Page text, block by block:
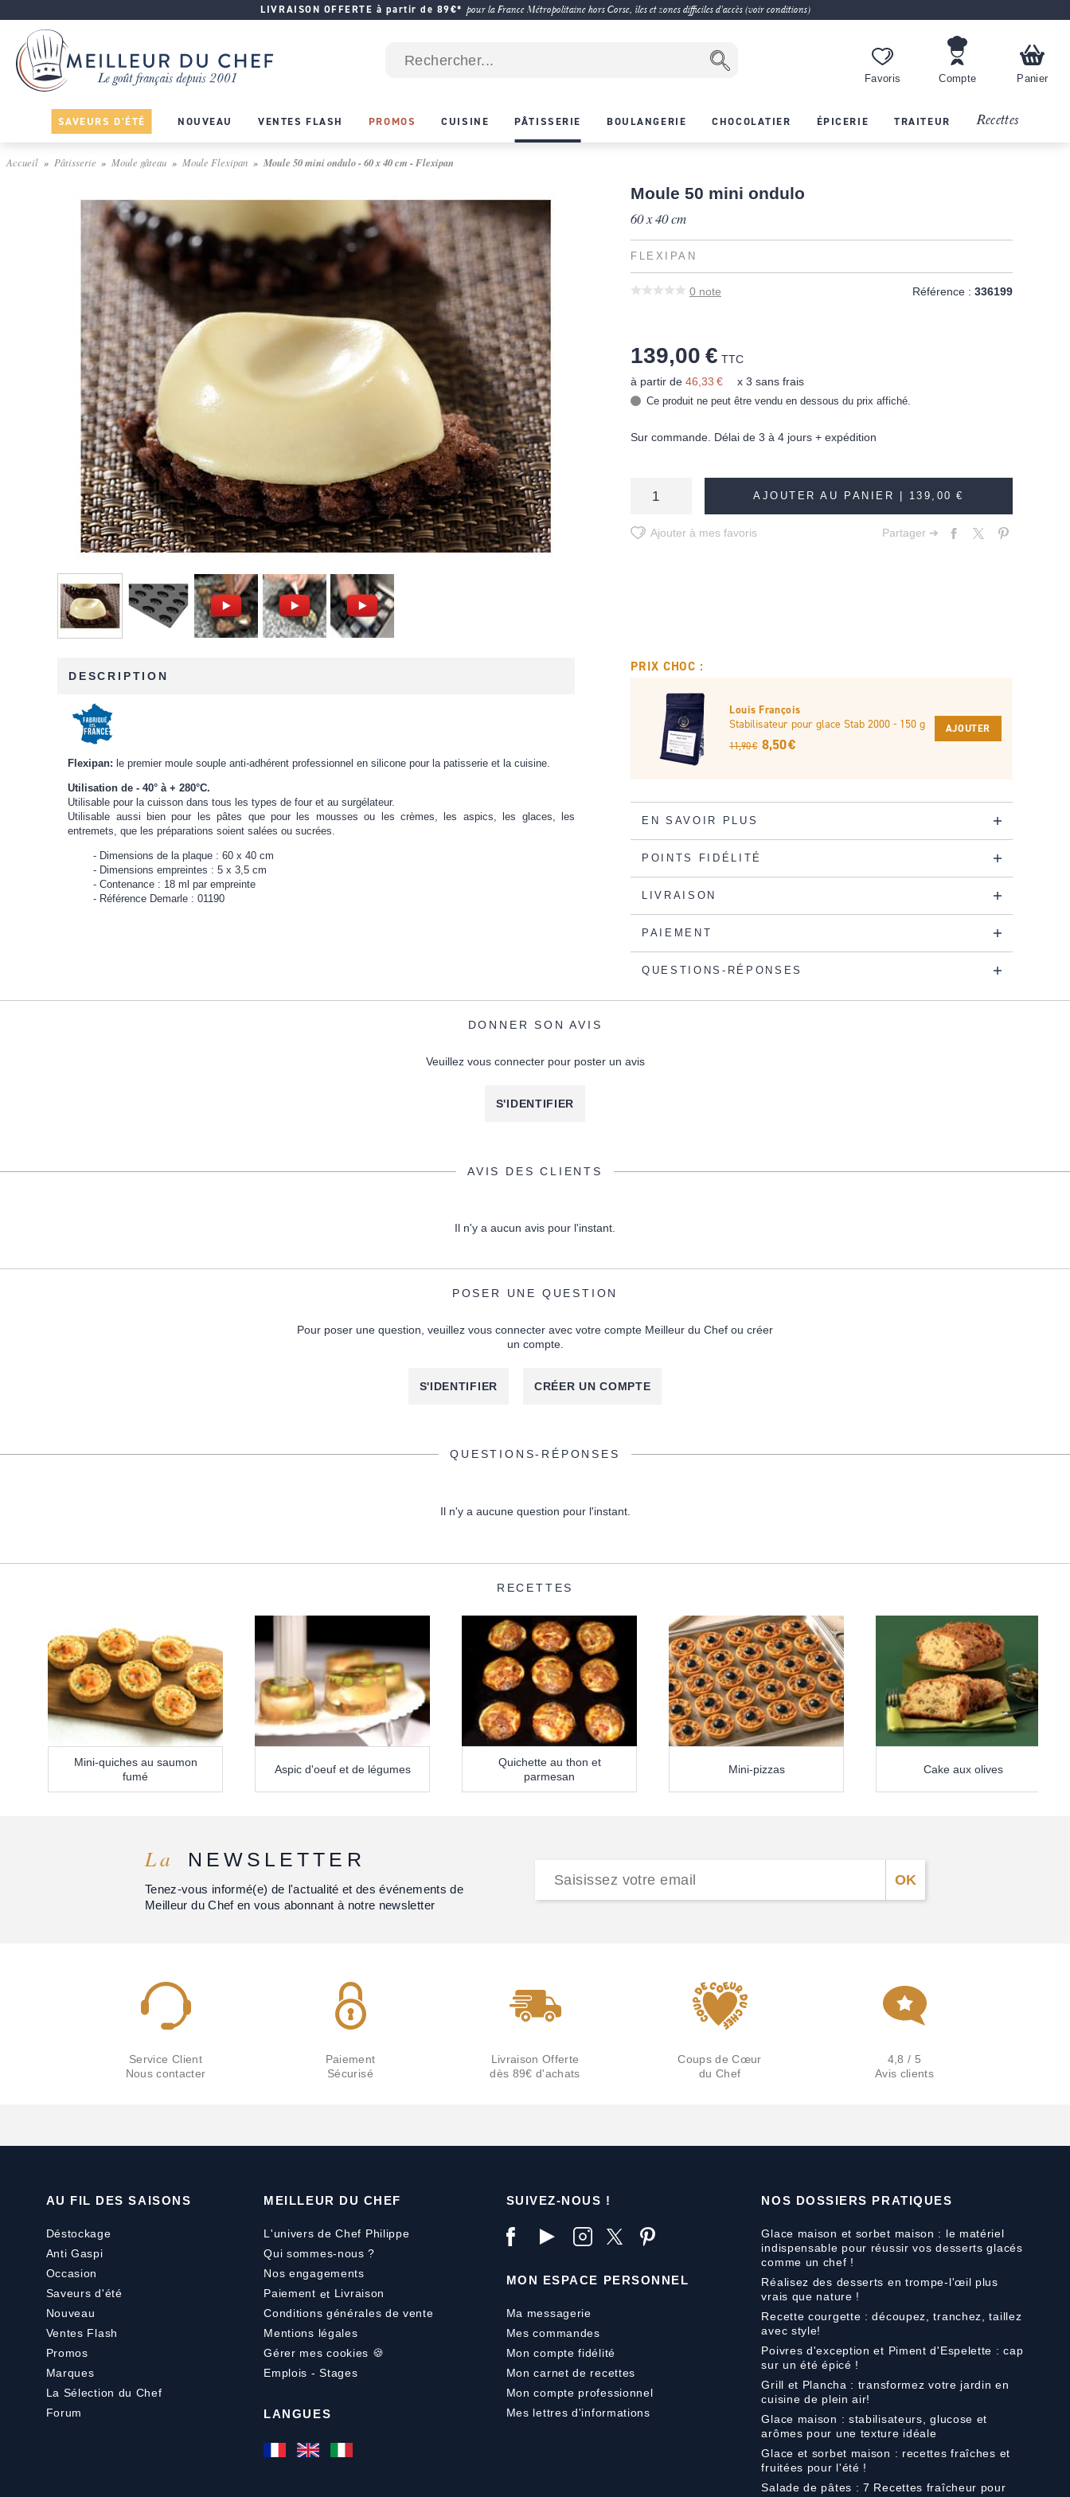
LIVRAISON OFFERTE à partir de 89€* pour la France Métropolitaine hors Corse, îles et zones difficiles d'accès (voir conditions)
Favoris Compte Panier
SAVEURS D'ÉTÉ NOUVEAU VENTES FLASH PROMOS CUISINE PÂTISSERIE BOULANGERIE CHOCOLATIER ÉPICERIE TRAITEUR Recettes
Accueil Pâtisserie Moule gâteau Moule Flexipan Moule 50 mini ondulo - 60 x 40 cm - Flexipan
Moule 50 mini ondulo
60 x 40 cm
FLEXIPAN
0 note Référence : 336199
139,00 € TTC
à partir de 46,33 € x 3 sans frais
Ce produit ne peut être vendu en dessous du prix affiché.
Sur commande. Délai de 3 à 4 jours + expédition
AJOUTER AU PANIER | 139,00 €
Ajouter à mes favoris Partager ➔
DESCRIPTION
Flexipan: le premier moule souple anti-adhérent professionnel en silicone pour la patisserie et la cuisine.
Utilisation de - 40° à + 280°C.
Utilisable pour la cuisson dans tous les types de four et au surgélateur.
Utilisable aussi bien pour les pâtes que pour les mousses ou les crèmes, les aspics, les glaces, les
entremets, que les préparations soient salées ou sucrées.
Dimensions de la plaque : 60 x 40 cm
Dimensions empreintes : 5 x 3,5 cm
Contenance : 18 ml par empreinte
Référence Demarle : 01190
PRIX CHOC :
Louis François
Stabilisateur pour glace Stab 2000 - 150 g
11,90 € 8,50 €
AJOUTER
EN SAVOIR PLUS
POINTS FIDÉLITÉ
LIVRAISON
PAIEMENT
QUESTIONS-RÉPONSES
DONNER SON AVIS
Veuillez vous connecter pour poster un avis
S'IDENTIFIER
AVIS DES CLIENTS
Il n'y a aucun avis pour l'instant.
POSER UNE QUESTION
Pour poser une question, veuillez vous connecter avec votre compte Meilleur du Chef ou créer
un compte.
S'IDENTIFIER CRÉER UN COMPTE
QUESTIONS-RÉPONSES
Il n'y a aucune question pour l'instant.
RECETTES
Mini-quiches au saumon
fumé
Aspic d'oeuf et de légumes
Quichette au thon et
parmesan
Mini-pizzas Cake aux olives
La NEWSLETTER
Tenez-vous informé(e) de l'actualité et des événements de
Meilleur du Chef en vous abonnant à notre newsletter
Service Client
Nous contacter
Paiement
Sécurisé
Livraison Offerte
dès 89€ d'achats
Coups de Cœur
du Chef
4,8 / 5
Avis clients
AU FIL DES SAISONS
Déstockage
Anti Gaspi
Occasion
Saveurs d'été
Nouveau
Ventes Flash
Promos
Marques
La Sélection du Chef
Forum
MEILLEUR DU CHEF
L'univers de Chef Philippe
Qui sommes-nous ?
Nos engagements
Paiement et Livraison
Conditions générales de vente
Mentions légales
Gérer mes cookies 🍪
Emplois - Stages
LANGUES
SUIVEZ-NOUS !
MON ESPACE PERSONNEL
Ma messagerie
Mes commandes
Mon compte fidélité
Mon carnet de recettes
Mon compte professionnel
Mes lettres d'informations
NOS DOSSIERS PRATIQUES
Glace maison et sorbet maison : le matériel
indispensable pour réussir vos desserts glacés
comme un chef !
Réalisez des desserts en trompe-l'œil plus
vrais que nature !
Recette courgette : découpez, tranchez, taillez
avec style!
Poivres d'exception et Piment d'Espelette : cap
sur un été épicé !
Grill et Plancha : transformez votre jardin en
cuisine de plein air!
Glace maison : stabilisateurs, glucose et
arômes pour une texture idéale
Glace et sorbet maison : recettes fraîches et
fruitées pour l'été !
Salade de pâtes : 7 Recettes fraîcheur pour